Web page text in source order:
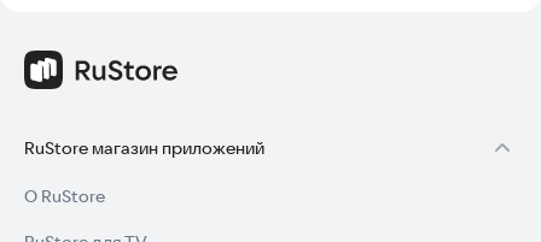
RuStore магазин приложений
О RuStore